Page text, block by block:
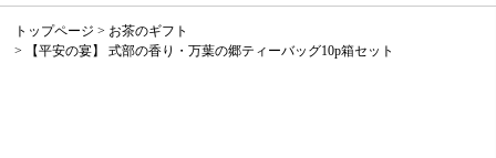
トップページ
お茶のギフト
【平安の宴】 式部の香り・万葉の郷ティーバッグ10p箱セット